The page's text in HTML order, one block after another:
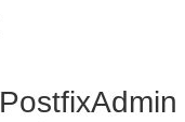
PostfixAdmin